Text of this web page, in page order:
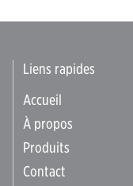
Liens rapides
Accueil
À propos
Produits
Contact